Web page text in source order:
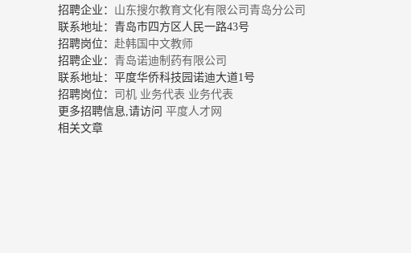
招聘企业： 山东搜尔教育文化有限公司青岛分公司
联系地址：青岛市四方区人民一路43号
招聘岗位： 赴韩国中文教师
招聘企业： 青岛诺迪制药有限公司
联系地址：平度华侨科技园诺迪大道1号
招聘岗位： 司机 业务代表 业务代表
更多招聘信息,请访问 平度人才网
相关文章